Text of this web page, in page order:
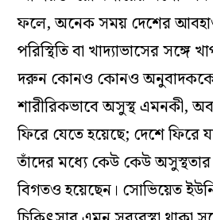
ফলে, অনেক সময় দেশের
পরিস্থিতি বা খাদ‌্যাভাসের সঙ্গে
দরুন কোনও কোনও
শারীরিকভাবে অসুস্থ এমনকী,
ফিরে যেতে হয়েছে; দেশে ফিরে
তাঁদের মধ‌্যে কেউ কেউ
বিগতও হয়েছেন। সোভিয়েত